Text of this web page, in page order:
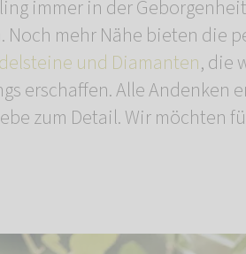
immer in der
Noch mehr Nähe bieten die
und Diamanten, die
erschaffen. Alle Andenken
zum Detail. Wir möchten